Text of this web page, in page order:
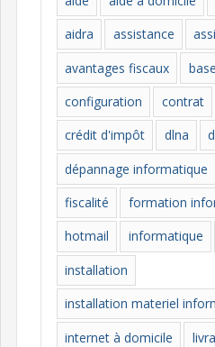
e
s
aidra
assistance
avantages fiscaux
configuration
contrat
crédit d'impôt
dlna
dépannage informatique
fiscalité
formation
hotmail
informatique
installation
installation materiel
internet à domicile